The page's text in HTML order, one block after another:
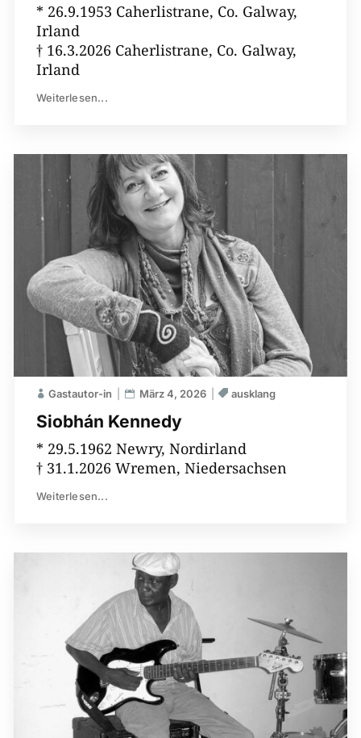
* 26.9.1953 Caherlistrane, Co. Galway,
Irland
† 16.3.2026 Caherlistrane, Co. Galway,
Irland
Weiterlesen...
Siobhán Kennedy
Gastautor-in März 4, 2026 ausklang
* 29.5.1962 Newry, Nordirland
† 31.1.2026 Wremen, Niedersachsen
Weiterlesen...